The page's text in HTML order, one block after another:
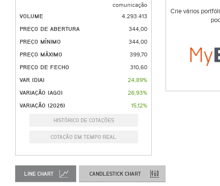
comunicação
VOLUME 4.293.413
PREÇO DE ABERTURA 344,00
PREÇO MÍNIMO 344,00
PREÇO MÁXIMO 399,70
PREÇO DE FECHO 310,60
VAR (DIA) 24,89%
VARIAÇÃO (AGO) 26,93%
VARIAÇÃO (2026) 15,12%
HISTÓRICO DE COTAÇÕES
COTAÇÃO EM TEMPO REAL
Crie vários
LINE CHART CANDLESTICK CHART